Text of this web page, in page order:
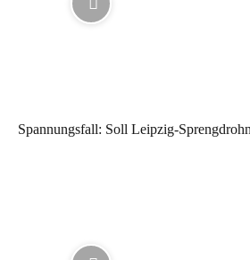
Spannungsfall: Soll Leipzig-